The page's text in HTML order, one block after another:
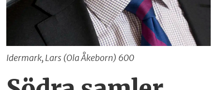
Idermark, Lars (Ola Åkeborn) 600